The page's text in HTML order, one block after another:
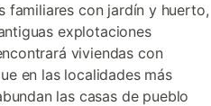
familiares con jardín y huerto,
explotaciones
viviendas con
en las localidades más
las casas de pueblo